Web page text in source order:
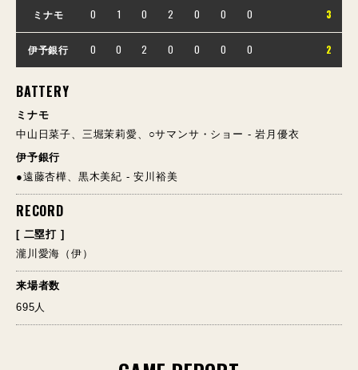
ミナモ 0 1 0 2 0 0 0 3
伊予銀行 0 0 2 0 0 0 0 2
BATTERY
ミナモ
中山日菜子、三堀茉莉愛、○サマンサ・ショー - 岩月優衣
伊予銀行
●遠藤杏樺、黒木美紀 - 安川裕美
RECORD
[ 二塁打 ]
瀧川愛海（伊）
来場者数
695人